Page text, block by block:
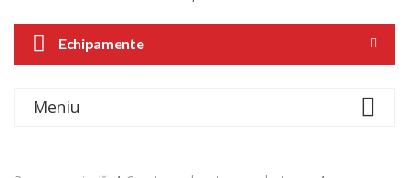
Echipamente
Meniu